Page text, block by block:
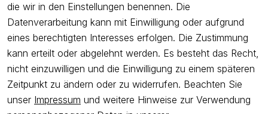
die wir in den Einstellungen benennen. Die
Datenverarbeitung kann mit Einwilligung oder aufgrund
eines berechtigten Interesses erfolgen. Die Zustimmung
kann erteilt oder abgelehnt werden. Es besteht das Recht,
nicht einzuwilligen und die Einwilligung zu einem späteren
Zeitpunkt zu ändern oder zu widerrufen. Beachten Sie
unser Impressum und weitere Hinweise zur Verwendung
Newsletter abonnieren
Ich bestätige hiermit, dass ich die Datenschutzerklärung
gelesen
habe. Ich kann meine Einwilligung jederzeit widerrufen.